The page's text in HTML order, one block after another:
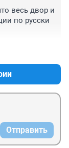
весь двор и
по русски
Отправить